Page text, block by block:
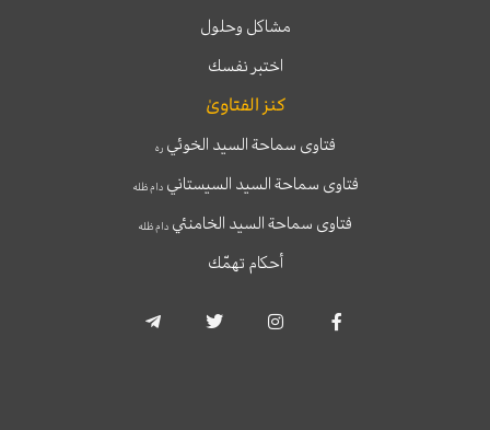
مشاكل وحلول
اختبر نفسك
كنز الفتاوىٰ
فتاوى سماحة السيد الخوئيره
فتاوى سماحة السيد السيستانيدام ظله
فتاوى سماحة السيد الخامنئي دام ظله
أحكام تهمّك
a
c
s
i
l